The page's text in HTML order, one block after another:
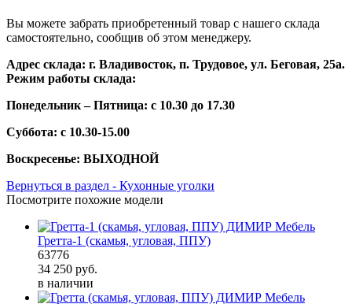
Вы можете забрать приобретенный товар с нашего склада
самостоятельно, сообщив об этом менеджеру.
Адрес склада: г. Владивосток, п. Трудовое, ул. Беговая, 25а.
Режим работы склада:
Понедельник – Пятница: с 10.30 до 17.30
Суббота: с 10.30-15.00
Воскресенье: ВЫХОДНОЙ
Вернуться в раздел - Кухонные уголки
Посмотрите похожие модели
Гретта-1 (скамья, угловая, ППУ)
63776
34 250 руб.
в наличии